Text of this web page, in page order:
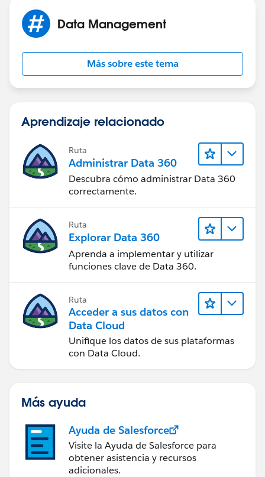
Data Management
Más sobre este tema
Aprendizaje relacionado
Ruta
Administrar Data 360
Descubra cómo administrar Data 360
correctamente.
Ruta
Explorar Data 360
Aprenda a implementar y utilizar
funciones clave de Data 360.
Ruta
Acceder a sus datos con
Data Cloud
Unifique los datos de sus plataformas
con Data Cloud.
Más ayuda
Ayuda de Salesforce
Visite la Ayuda de Salesforce para
obtener asistencia y recursos
adicionales.